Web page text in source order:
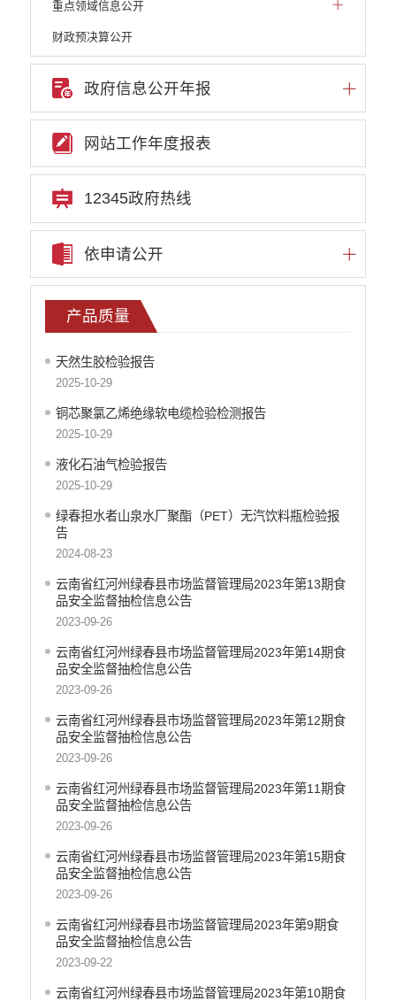
重点领域信息公开
财政预决算公开
人大建议和政协提案
机构职能
权责清单
行政处罚和行政强制
行政事业性收费
政府集中采购
重大决策听证事项
重大决策预公开
财政资金直达基层
涉农补贴
稳岗就业
乡村振兴
养老服务
食品药品监督
产品质量
公共文化服务
义务教育
医疗卫生
统计信息
政府信息公开年报
网站工作年度报表
12345政府热线
依申请公开
产品质量
天然生胶检验报告
2025-10-29
铜芯聚氯乙烯绝缘软电缆检验检测报告
2025-10-29
液化石油气检验报告
2025-10-29
绿春担水者山泉水厂聚酯（PET）无汽饮料瓶检验报
告
2024-08-23
云南省红河州绿春县市场监督管理局2023年第13期食
品安全监督抽检信息公告
2023-09-26
云南省红河州绿春县市场监督管理局2023年第14期食
品安全监督抽检信息公告
2023-09-26
云南省红河州绿春县市场监督管理局2023年第12期食
品安全监督抽检信息公告
2023-09-26
云南省红河州绿春县市场监督管理局2023年第11期食
品安全监督抽检信息公告
2023-09-26
云南省红河州绿春县市场监督管理局2023年第15期食
品安全监督抽检信息公告
2023-09-26
云南省红河州绿春县市场监督管理局2023年第9期食
品安全监督抽检信息公告
2023-09-22
云南省红河州绿春县市场监督管理局2023年第10期食